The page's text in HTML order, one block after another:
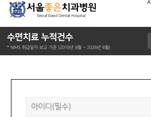
수면치료 누적건수
* NIMS 취급일자 보고 기준 (2018년 8월 ~ 2026년 6월)